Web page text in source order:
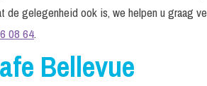
de gelegenheid ook is, we helpen u graag
08 64.
Bellevue